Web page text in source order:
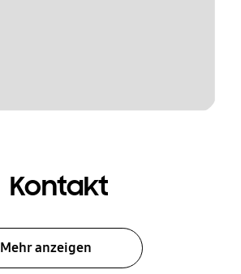
Kontakt
Mehr anzeigen